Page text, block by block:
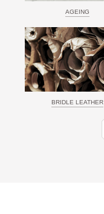
AGEING
BRIDLE LEATHER